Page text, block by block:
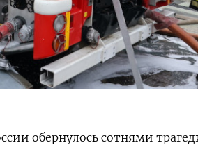
обернулось сотнями